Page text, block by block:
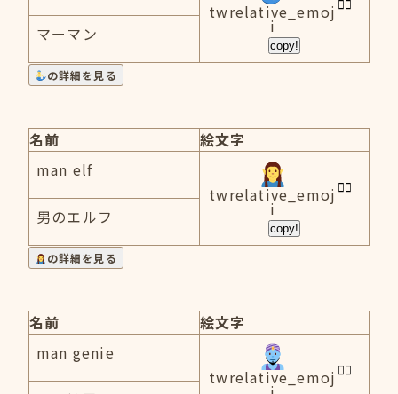
twrelative_emoj
i
copy!
マーマン
の詳細を見る
名前
絵文字
man elf
twrelative_emoj
i
copy!
男のエルフ
の詳細を見る
名前
絵文字
man genie
twrelative_emoj